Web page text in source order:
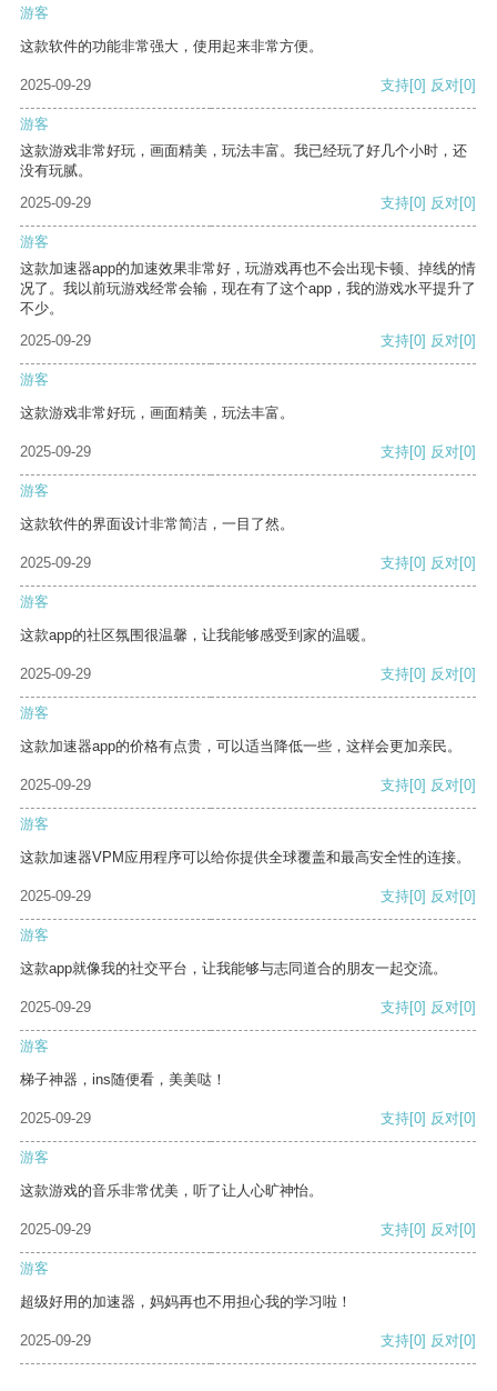
游客
这款软件的功能非常强大，使用起来非常方便。
2025-09-29 支持[0] 反对[0]
游客
这款游戏非常好玩，画面精美，玩法丰富。我已经玩了好几个小时，还
没有玩腻。
2025-09-29
支持[0] 反对[0]
游客
这款加速器app的加速效果非常好，玩游戏再也不会出现卡顿、掉线的情
况了。我以前玩游戏经常会输，现在有了这个app，我的游戏水平提升了
不少。
2025-09-29
支持[0] 反对[0]
游客
这款游戏非常好玩，画面精美，玩法丰富。
2025-09-29 支持[0] 反对[0]
游客
这款软件的界面设计非常简洁，一目了然。
2025-09-29 支持[0] 反对[0]
游客
这款app的社区氛围很温馨，让我能够感受到家的温暖。
2025-09-29 支持[0] 反对[0]
游客
这款加速器app的价格有点贵，可以适当降低一些，这样会更加亲民。
2025-09-29 支持[0] 反对[0]
游客
这款加速器VPM应用程序可以给你提供全球覆盖和最高安全性的连接。
2025-09-29 支持[0] 反对[0]
游客
这款app就像我的社交平台，让我能够与志同道合的朋友一起交流。
2025-09-29 支持[0] 反对[0]
游客
梯子神器，ins随便看，美美哒！
2025-09-29 支持[0] 反对[0]
游客
这款游戏的音乐非常优美，听了让人心旷神怡。
2025-09-29 支持[0] 反对[0]
游客
超级好用的加速器，妈妈再也不用担心我的学习啦！
2025-09-29 支持[0] 反对[0]